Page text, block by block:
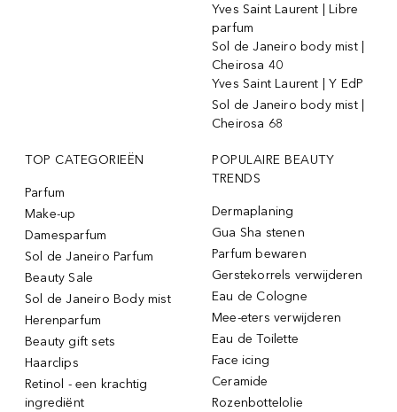
Yves Saint Laurent | Libre
parfum
Sol de Janeiro body mist |
Cheirosa 40
Yves Saint Laurent | Y EdP
Sol de Janeiro body mist |
Cheirosa 68
TOP CATEGORIEËN
Parfum
Make-up
Damesparfum
Sol de Janeiro Parfum
Beauty Sale
Sol de Janeiro Body mist
Herenparfum
Beauty gift sets
Haarclips
Retinol - een krachtig
ingrediënt
POPULAIRE BEAUTY
TRENDS
Dermaplaning
Gua Sha stenen
Parfum bewaren
Gerstekorrels verwijderen
Eau de Cologne
Mee-eters verwijderen
Eau de Toilette
Face icing
Ceramide
Rozenbottelolie